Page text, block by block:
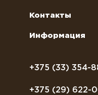
+375 (33) 354-
+375 (29) 622-
Курсы бариста
Условия доставки
Контакты
Информация
Договор оферты